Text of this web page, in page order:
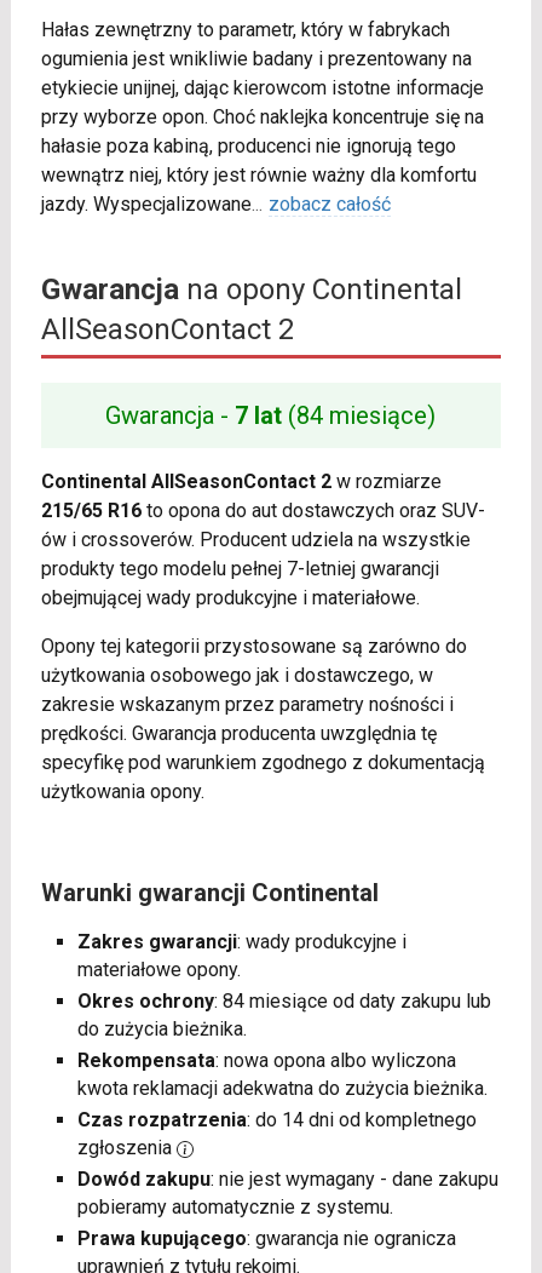
Hałas zewnętrzny to parametr, który w fabrykach
ogumienia jest wnikliwie badany i prezentowany na
etykiecie unijnej, dając kierowcom istotne informacje
przy wyborze opon. Choć naklejka koncentruje się na
hałasie poza kabiną, producenci nie ignorują tego
wewnątrz niej, który jest równie ważny dla komfortu
jazdy. Wyspecjalizowane... zobacz całość
Gwarancjana opony Continental
AllSeasonContact 2
Gwarancja - 7 lat (84 miesiące)
Continental AllSeasonContact 2w rozmiarze
215/65 R16to opona do aut dostawczych oraz SUV-
ów i crossoverów. Producent udziela na wszystkie
produkty tego modelu pełnej 7-letniej gwarancji
obejmującej wady produkcyjne i materiałowe.
Opony tej kategorii przystosowane są zarówno do
użytkowania osobowego jak i dostawczego, w
zakresie wskazanym przez parametry nośności i
prędkości. Gwarancja producenta uwzględnia tę
specyfikę pod warunkiem zgodnego z dokumentacją
użytkowania opony.
Warunki gwarancji Continental
Zakres gwarancji: wady produkcyjne i
materiałowe opony.
Okres ochrony: 84 miesiące od daty zakupu lub
do zużycia bieżnika.
Rekompensata: nowa opona albo wyliczona
kwota reklamacji adekwatna do zużycia bieżnika.
Czas rozpatrzenia: do 14 dni od kompletnego
zgłoszenia
Dowód zakupu: nie jest wymagany - dane zakupu
pobieramy automatycznie z systemu.
Prawa kupującego: gwarancja nie ogranicza
uprawnień z tytułu rękojmi.